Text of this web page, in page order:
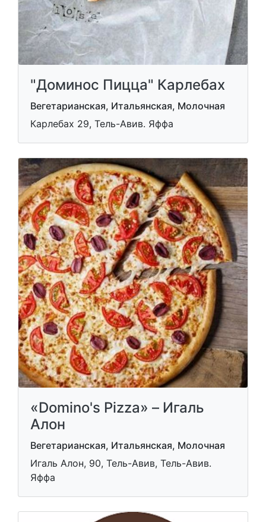
"Доминос Пицца" Карлебах
Вегетарианская, Итальянская, Молочная
Карлебах 29, Тель-Авив. Яффа
«Domino's Pizza» – Игаль
Алон
Вегетарианская, Итальянская, Молочная
Игаль Алон, 90, Тель-Авив, Тель-Авив.
Яффа